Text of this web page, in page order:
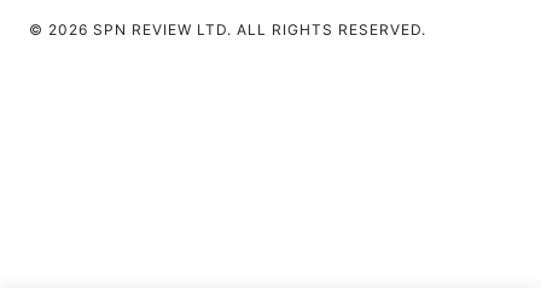
© 2026 SPN REVIEW LTD. ALL RIGHTS RESERVED.